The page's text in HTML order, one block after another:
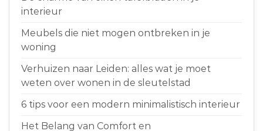
interieur
Meubels die niet mogen ontbreken in je
woning
Verhuizen naar Leiden: alles wat je moet
weten over wonen in de sleutelstad
6 tips voor een modern minimalistisch interieur
Het Belang van Comfort en